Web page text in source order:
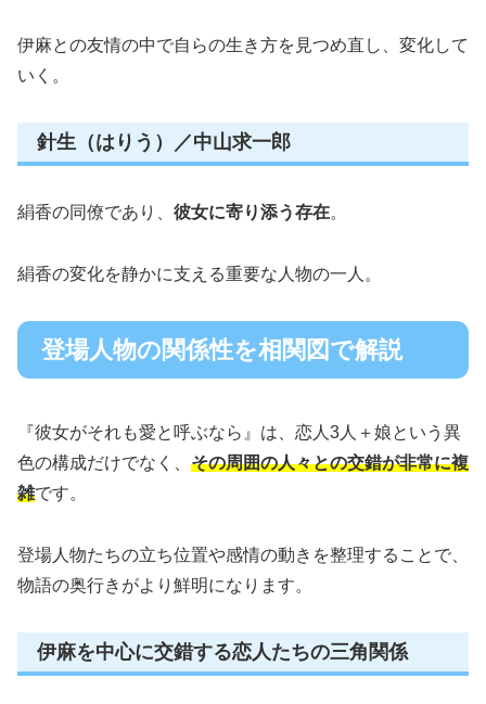
伊麻との友情の中で自らの生き方を見つめ直し、変化して
いく。
針生（はりう）／中山求一郎
絹香の同僚であり、 彼女に寄り添う存在。
絹香の変化を静かに支える重要な人物の一人。
登場人物の関係性を相関図で解説
『彼女がそれも愛と呼ぶなら』は、恋人3人＋娘という異
色の構成だけでなく、 その周囲の人々との交錯が非常に複
雑です。
登場人物たちの立ち位置や感情の動きを整理することで、
物語の奥行きがより鮮明になります。
伊麻を中心に交錯する恋人たちの三角関係